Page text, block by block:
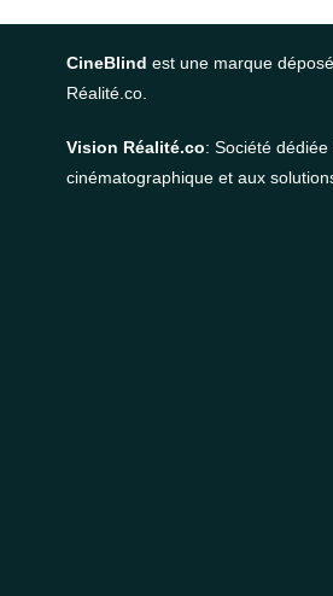
CineBlind est une marque
Réalité.co.
Vision Réalité.co: Société
cinématographique et aux